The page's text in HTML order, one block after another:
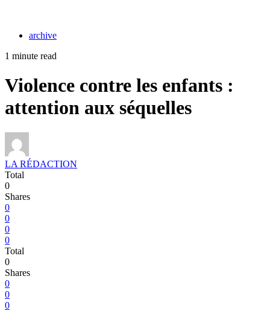
archive
1 minute read
Violence contre les enfants :
attention aux séquelles
LA RÉDACTION
Total
0
Shares
0
0
0
0
Total
0
Shares
0
0
0